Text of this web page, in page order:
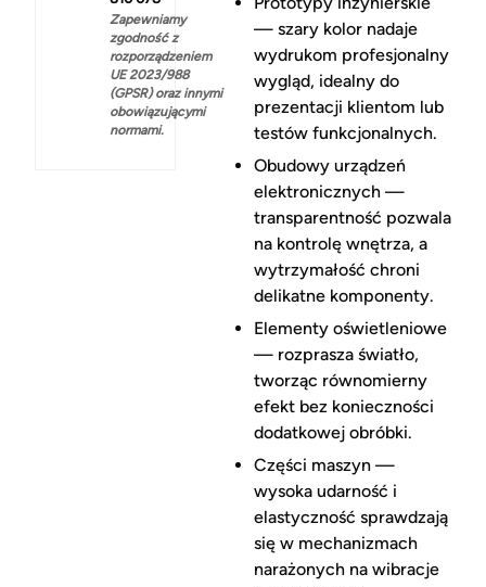
Zapewniamy
zgodność z
rozporządzeniem
UE 2023/988
(GPSR) oraz innymi
obowiązującymi
normami.
— szary kolor nadaje
wydrukom profesjonalny
wygląd, idealny do
prezentacji klientom lub
testów funkcjonalnych.
Obudowy urządzeń
elektronicznych —
transparentność pozwala
na kontrolę wnętrza, a
wytrzymałość chroni
delikatne komponenty.
Elementy oświetleniowe
— rozprasza światło,
tworząc równomierny
efekt bez konieczności
dodatkowej obróbki.
Części maszyn —
wysoka udarność i
elastyczność sprawdzają
się w mechanizmach
narażonych na wibracje